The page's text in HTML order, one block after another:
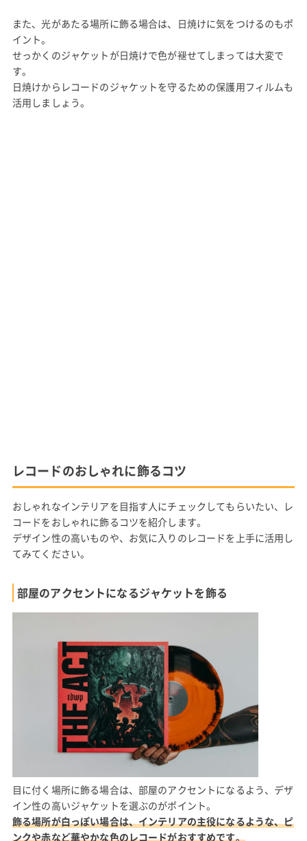
また、光があたる場所に飾る場合は、日焼けに気をつけるのもポ
イント。
せっかくのジャケットが日焼けで色が褪せてしまっては大変で
す。
日焼けからレコードのジャケットを守るための保護用フィルムも
活用しましょう。
レコードのおしゃれに飾るコツ
おしゃれなインテリアを目指す人にチェックしてもらいたい、レ
コードをおしゃれに飾るコツを紹介します。
デザイン性の高いものや、お気に入りのレコードを上手に活用し
てみてください。
部屋のアクセントになるジャケットを飾る
目に付く場所に飾る場合は、部屋のアクセントになるよう、デザ
イン性の高いジャケットを選ぶのがポイント。
飾る場所が白っぽい場合は、インテリアの主役になるような、ピ
ンクや赤など華やかな色のレコードがおすすめです。